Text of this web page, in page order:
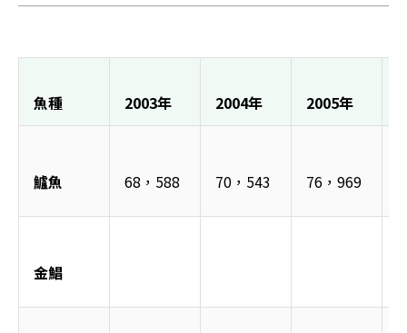
魚種 2003年 2004年 2005年
鱸魚 68，588 70，543 76，969
金鯧